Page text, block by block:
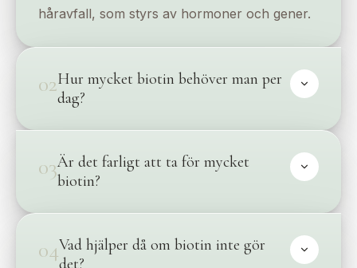
håravfall, som styrs av hormoner och gener.
02Hur mycket biotin behöver man per
dag?
03Är det farligt att ta för mycket
biotin?
04Vad hjälper då om biotin inte gör